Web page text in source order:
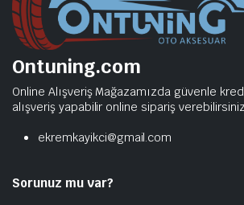
Ontuning.com
Online Alışveriş Mağazamızda güvenle
alışveriş yapabilir online sipariş verebilirsiniz.
ekremkayikci@gmail.com
Sorunuz mu var?